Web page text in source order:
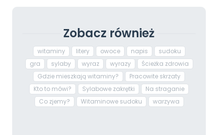
Zobacz również
witaminy litery owoce napis
sudoku
gra
sylaby wyraz wyrazy
Ścieżka zdrowia
Gdzie mieszkają witaminy?
Pracowite skrzaty
Kto to mówi?
Sylabowe zakrętki
Na straganie
Co zjemy?
Witaminowe sudoku warzywa